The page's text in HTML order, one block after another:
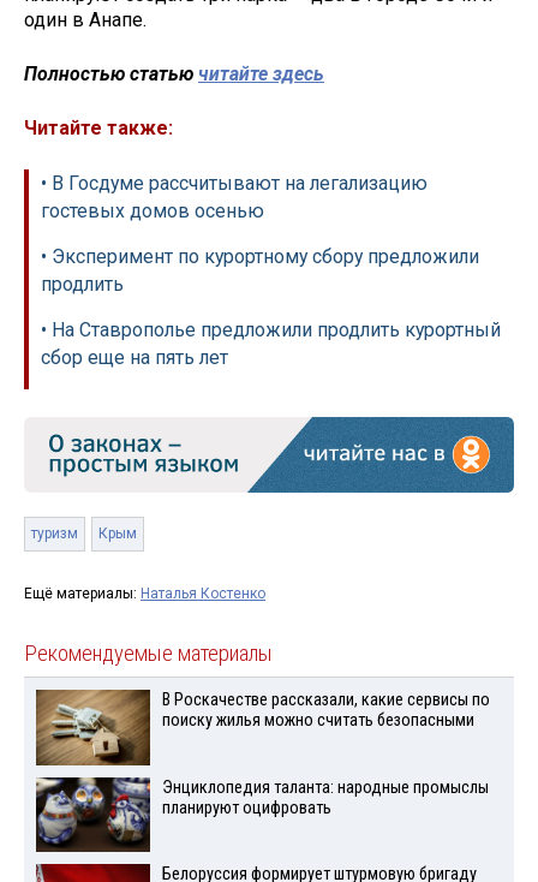
один в Анапе.
Полностью статью читайте здесь
Читайте также:
• В Госдуме рассчитывают на легализацию
гостевых домов осенью
• Эксперимент по курортному сбору предложили
продлить
• На Ставрополье предложили продлить курортный
сбор еще на пять лет
туризм Крым
Ещё материалы: Наталья Костенко
Рекомендуемые материалы
В Роскачестве рассказали, какие сервисы по
поиску жилья можно считать безопасными
Энциклопедия таланта: народные промыслы
планируют оцифровать
Белоруссия формирует штурмовую бригаду